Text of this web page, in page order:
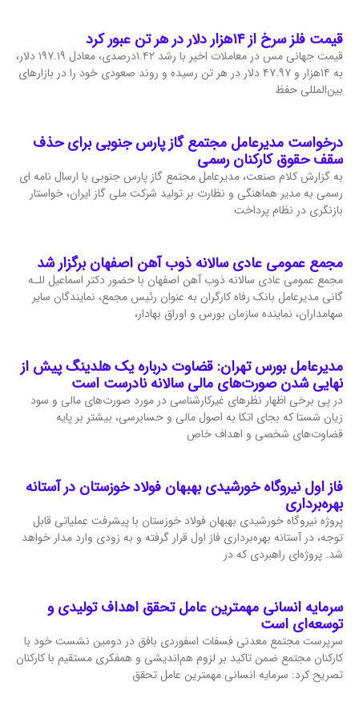
قیمت فلز سرخ از ۱۴هزار دلار در هر تن عبور کرد
قیمت جهانی مس در معاملات اخیر با رشد ۱.۴۲درصدی، معادل ۱۹۷.۱۹ دلار،
به ۱۴هزار و ۴۷.۹۷ دلار در هر تن رسیده و روند صعودی خود را در بازارهای
بین‌المللی حفظ
درخواست مدیرعامل مجتمع گاز پارس جنوبی برای حذف
سقف حقوق کارکنان رسمی
به گزارش کلام صنعت، مدیرعامل مجتمع گاز پارس جنوبی با ارسال نامه ای
رسمی به مدیر هماهنگی و نظارت بر تولید شرکت ملی گاز ایران، خواستار
بازنگری در نظام پرداخت
مجمع عمومی عادی سالانه ذوب آهن اصفهان برگزار شد
مجمع عمومی عادی سالانه ذوب آهن اصفهان با حضور دکتر اسماعیل للـه
گانی مدیرعامل بانک رفاه کارگران به عنوان رئیس مجمع، نمایندگان سایر
سهامداران، نماینده سازمان بورس و اوراق بهادار،
مدیرعامل بورس تهران: قضاوت درباره یک هلدینگ پیش از
نهایی شدن صورت‌های مالی سالانه نادرست است
در پی برخی اظهار نظرهای غیرکارشناسی در مورد صورت‌های مالی و سود
زیان شستا که بجای اتکا به اصول مالی و حسابرسی، بیشتر بر پایه
قضاوت‌‌های شخصی و اهداف خاص
فاز اول نیروگاه خورشیدی بهبهان فولاد خوزستان در آستانه
بهره‌برداری
پروژه نیروگاه خورشیدی بهبهان فولاد خوزستان با پیشرفت عملیاتی قابل‌
توجه، در آستانه بهره‌برداری فاز اول قرار گرفته و به‌ زودی وارد مدار خواهد
شد. پروژه‌ای راهبردی که در
سرمایه انسانی مهمترین عامل تحقق اهداف تولیدی و
توسعه‌ای است
سرپرست مجتمع معدنی فسفات اسفوردی بافق در دومین نشست خود با
کارکنان مجتمع ضمن تاکید بر لزوم هم‌اندیشی و همفکری مستقیم با کارکنان
تصریح کرد: سرمایه انسانی مهمترین عامل تحقق